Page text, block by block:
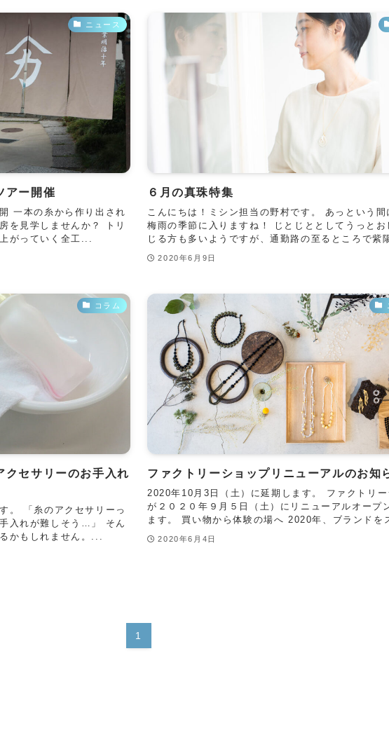
ニュース
アー開催
一本の糸から作り出され
を見学しませんか？ トリ
がっていく全工...
６月の真珠特集
こんにちは！ミシン担当の野村です。 あっという間
梅雨の季節に入りますね！ じとじととしてうっとお
じる方も多いようですが、通勤路の至るところで紫
2020年6月9日
コラム
クセサリーのお手入れ
。 「糸のアクセサリーっ
入れが難しそう…」 そん
かもしれません。...
ファクトリーショップリニューアルのお知
2020年10月3日（土）に延期します。 ファクトリ
が２０２０年９月５日（土）にリニューアルオープ
ます。 買い物から体験の場へ 2020年、ブランドを
2020年6月4日
1